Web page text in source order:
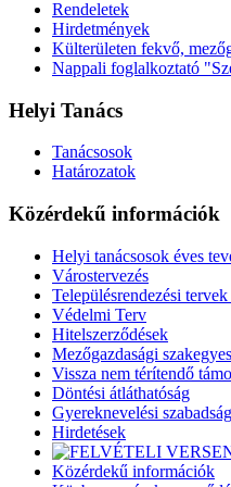
Rendeletek
Hirdetmények
Külterületen fekvő,
Nappali foglalkoztató
Helyi Tanács
Tanácsosok
Határozatok
Közérdekű információk
Helyi tanácsosok éves
Várostervezés
Településrendezési
Védelmi Terv
Hitelszerződések
Mezőgazdasági
Vissza nem térítendő
Döntési átláthatóság
Gyereknevelési
Hirdetések
Közérdekű információk